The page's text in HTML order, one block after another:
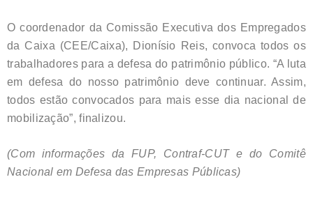
O coordenador da Comissão Executiva dos Empregados
da Caixa (CEE/Caixa), Dionísio Reis, convoca todos os
trabalhadores para a defesa do patrimônio público. “A luta
em defesa do nosso patrimônio deve continuar. Assim,
todos estão convocados para mais esse dia nacional de
mobilização”, finalizou.
(Com informações da FUP, Contraf-CUT e do Comitê
Nacional em Defesa das Empresas Públicas)